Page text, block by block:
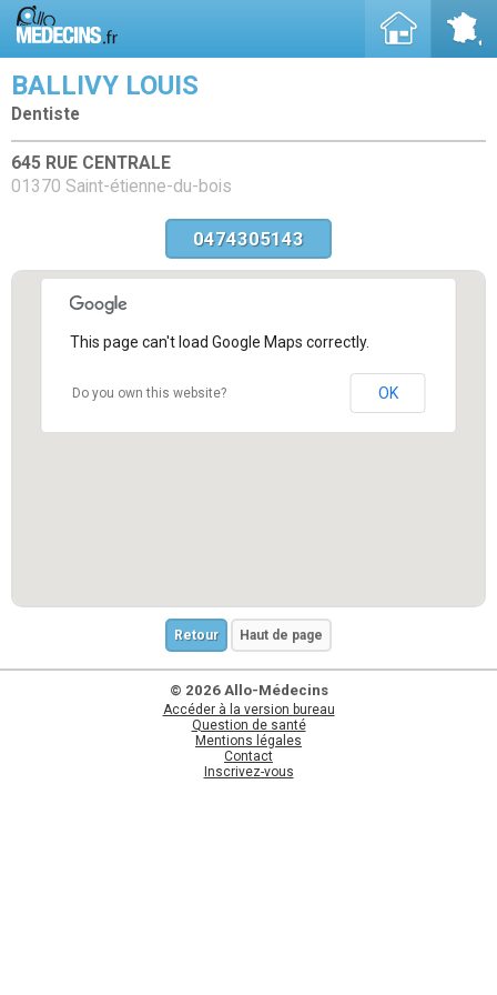
BALLIVY LOUIS
Dentiste
645 RUE CENTRALE
01370 Saint-étienne-du-bois
0474305143
This page can't load Google Maps correctly.
Do you own this website? OK
Retour Haut de page
© 2026 Allo-Médecins
Accéder à la version bureau
Question de santé
Mentions légales
Contact
Inscrivez-vous